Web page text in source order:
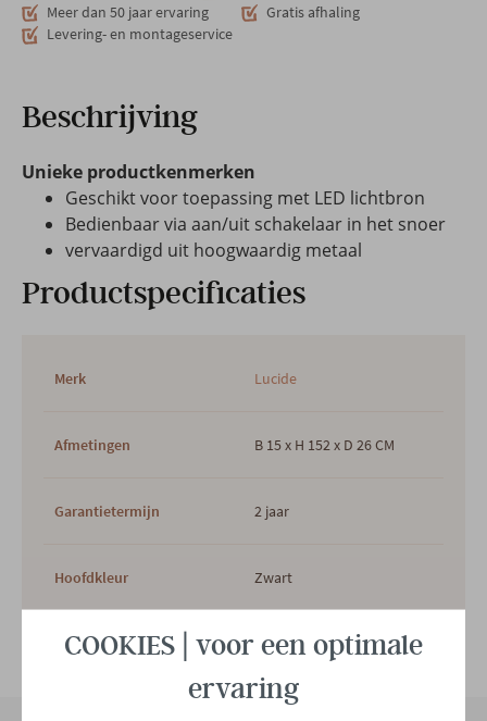
Meer dan 50 jaar ervaring
Gratis afhaling
Levering- en montageservice
Beschrijving
Unieke productkenmerken
Geschikt voor toepassing met LED lichtbron
Bedienbaar via aan/uit schakelaar in het snoer
vervaardigd uit hoogwaardig metaal
Productspecificaties
Bekijk alle specificiaties
Merk Lucide
Afmetingen B 15 x H 152 x D 26 CM
Garantietermijn 2 jaar
Hoofdkleur Zwart
Hoofdmateriaal Metaal
Puur
COOKIES | voor een optimale
ervaring